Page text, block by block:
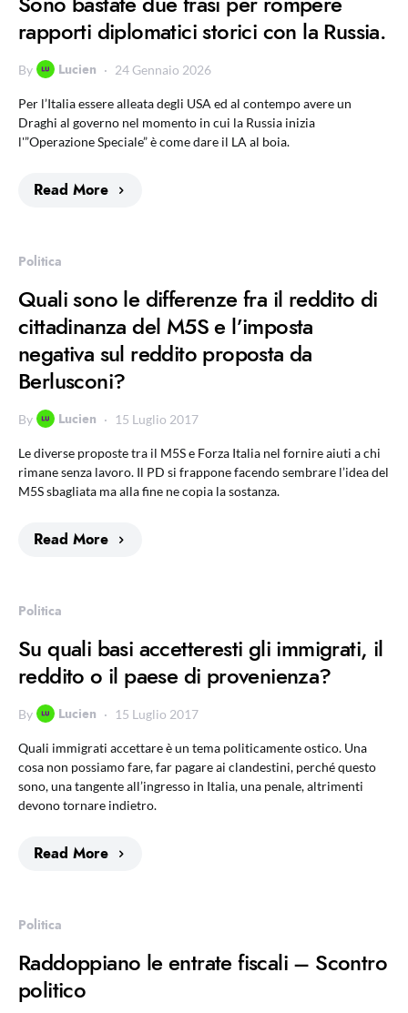
rapporti diplomatici storici con la Russia.
By Lucien 24 Gennaio 2026
Per l’Italia essere alleata degli USA ed al contempo avere un
Draghi al governo nel momento in cui la Russia inizia
l'”Operazione Speciale” è come dare il LA al boia.
Read More
Politica
Quali sono le differenze fra il reddito di
cittadinanza del M5S e l’imposta
negativa sul reddito proposta da
Berlusconi?
By Lucien 15 Luglio 2017
Le diverse proposte tra il M5S e Forza Italia nel fornire aiuti a chi
rimane senza lavoro. Il PD si frappone facendo sembrare l’idea del
M5S sbagliata ma alla fine ne copia la sostanza.
Read More
Politica
Su quali basi accetteresti gli immigrati, il
reddito o il paese di provenienza?
By Lucien 15 Luglio 2017
Quali immigrati accettare è un tema politicamente ostico. Una
cosa non possiamo fare, far pagare ai clandestini, perché questo
sono, una tangente all’ingresso in Italia, una penale, altrimenti
devono tornare indietro.
Read More
Politica
Raddoppiano le entrate fiscali – Scontro
politico